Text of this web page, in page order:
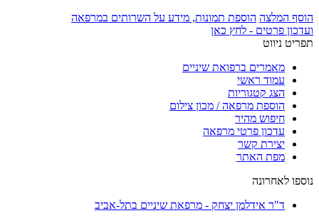
הוסף המלצה הוספת תמונות, מידע על השרותים במרפאה
ועדכון פרטים - לחץ כאן
תפריט ניווט
מאמרים ברפואת שיניים
עמוד ראשי
הצג קטגוריות
הוספת מרפאה / מכון צילום
חיפוש מהיר
עדכון פרטי מרפאה
יצירת קשר
מפת האתר
נוספו לאחרונה
ד"ר אידלמן יצחק - מרפאת שיניים בתל-אביב